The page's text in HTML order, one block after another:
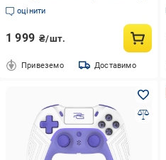
оцінити
1 999 ₴/шт.
Привеземо Доставимо